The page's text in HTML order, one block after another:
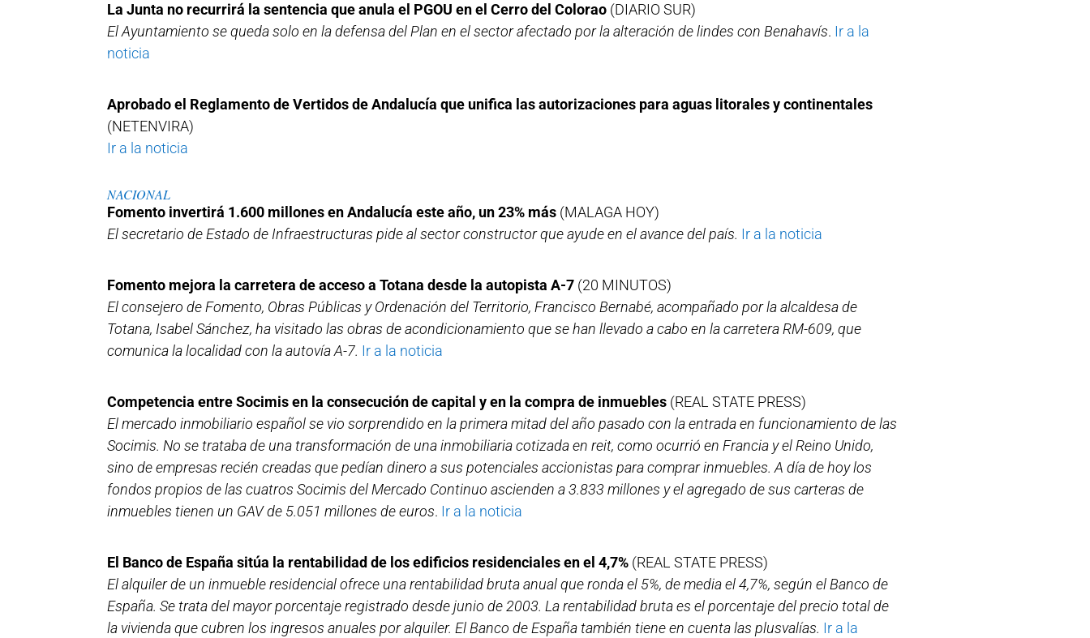
La Junta no recurrirá la sentencia que anula el PGOU en el Cerro del Colorao (DIARIO SUR)
El Ayuntamiento se queda solo en la defensa del Plan en el sector afectado por la alteración de lindes con Benahavís. Ir a la
noticia
Aprobado el Reglamento de Vertidos de Andalucía que unifica las autorizaciones para aguas litorales y continentales
(NETENVIRA)
Ir a la noticia
NACIONAL
Fomento invertirá 1.600 millones en Andalucía este año, un 23% más (MALAGA HOY)
El secretario de Estado de Infraestructuras pide al sector constructor que ayude en el avance del país. Ir a la noticia
Fomento mejora la carretera de acceso a Totana desde la autopista A-7 (20 MINUTOS)
El consejero de Fomento, Obras Públicas y Ordenación del Territorio, Francisco Bernabé, acompañado por la alcaldesa de
Totana, Isabel Sánchez, ha visitado las obras de acondicionamiento que se han llevado a cabo en la carretera RM-609, que
comunica la localidad con la autovía A-7. Ir a la noticia
Competencia entre Socimis en la consecución de capital y en la compra de inmuebles (REAL STATE PRESS)
El mercado inmobiliario español se vio sorprendido en la primera mitad del año pasado con la entrada en funcionamiento de las
Socimis. No se trataba de una transformación de una inmobiliaria cotizada en reit, como ocurrió en Francia y el Reino Unido,
sino de empresas recién creadas que pedían dinero a sus potenciales accionistas para comprar inmuebles. A día de hoy los
fondos propios de las cuatros Socimis del Mercado Continuo ascienden a 3.833 millones y el agregado de sus carteras de
inmuebles tienen un GAV de 5.051 millones de euros. Ir a la noticia
El Banco de España sitúa la rentabilidad de los edificios residenciales en el 4,7% (REAL STATE PRESS)
El alquiler de un inmueble residencial ofrece una rentabilidad bruta anual que ronda el 5%, de media el 4,7%, según el Banco de
España. Se trata del mayor porcentaje registrado desde junio de 2003. La rentabilidad bruta es el porcentaje del precio total de
la vivienda que cubren los ingresos anuales por alquiler. El Banco de España también tiene en cuenta las plusvalías. Ir a la